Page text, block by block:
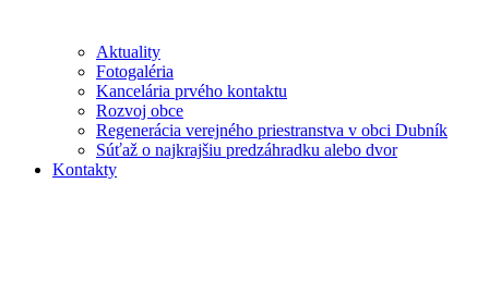
Aktuality
Fotogaléria
Kancelária prvého kontaktu
Rozvoj obce
Regenerácia verejného priestranstva v obci Dubník
Súťaž o najkrajšiu predzáhradku alebo dvor
Kontakty